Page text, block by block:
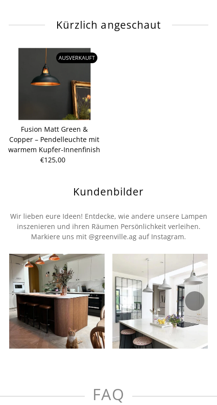
Kürzlich angeschaut
AUSVERKAUFT
Fusion Matt Green &
Copper – Pendelleuchte mit
warmem Kupfer-Innenfinish
Regulärer
€125,00
Kundenbilder
Wir lieben eure Ideen! Entdecke, wie andere unsere Lampen
inszenieren und ihren Räumen Persönlichkeit verleihen.
Markiere uns mit @greenville.ag auf Instagram.
FAQ